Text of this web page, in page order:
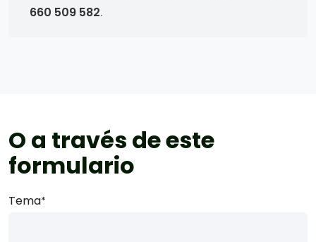
660 509 582.
O a través de este
formulario
Tema*